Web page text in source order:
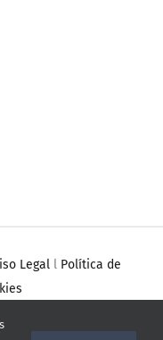
Legall Política de